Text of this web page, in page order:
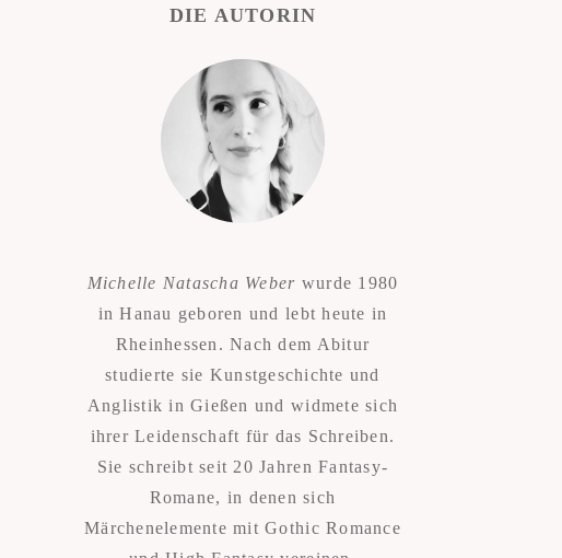
DIE AUTORIN
Michelle Natascha Weber wurde 1980
in Hanau geboren und lebt heute in
Rheinhessen. Nach dem Abitur
studierte sie Kunstgeschichte und
Anglistik in Gießen und widmete sich
ihrer Leidenschaft für das Schreiben.
Sie schreibt seit 20 Jahren Fantasy-
Romane, in denen sich
Märchenelemente mit Gothic Romance